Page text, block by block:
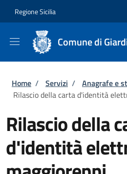
Regione Sicilia
Comune di
Briciole di pane
Home / Servizi / Anagrafe e
Rilascio della carta d'identità
Rilascio della
d'identità